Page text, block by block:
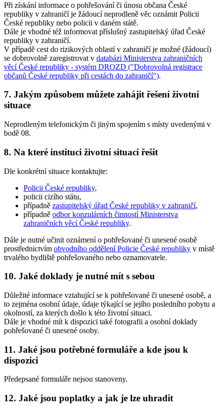
Při získání informace o pohřešování či únosu občana České
republiky v zahraničí je žádoucí neprodleně věc oznámit Policii
České republiky nebo policii v daném státě.
Dále je vhodné též informovat příslušný zastupitelský úřad České
republiky v zahraničí.
V případě cest do rizikových oblastí v zahraničí je možné (žádoucí)
se dobrovolně zaregistrovat v databázi Ministerstva zahraničních
věcí České republiky - systém DROZD ("Dobrovolná registrace
občanů České republiky při cestách do zahraničí").
7. Jakým způsobem můžete zahájit řešení životní
situace
Neprodleným telefonickým či jiným spojením s místy uvedenými v
bodě 08.
8. Na které instituci životní situaci řešit
Dle konkrétní situace kontaktujte:
Policii České republiky,
policii cizího státu,
případně zastupitelský úřad České republiky v zahraničí,
případně odbor konzulárních činností Ministerstva
zahraničních věcí České republiky.
Dále je nutné učinit oznámení o pohřešované či unesené osobě
prostřednictvím obvodního oddělení Policie České republiky v místě
trvalého bydliště pohřešovaného nebo oznamovatele.
10. Jaké doklady je nutné mít s sebou
Důležité informace vztahující se k pohřešované či unesené osobě, a
to zejména osobní údaje, údaje týkající se jejího posledního pobytu a
okolností, za kterých došlo k této životní situaci.
Dále je vhodné mít k dispozici také fotografii a osobní doklady
pohřešované či unesené osoby.
11. Jaké jsou potřebné formuláře a kde jsou k
dispozici
Předepsané formuláře nejsou stanoveny.
12. Jaké jsou poplatky a jak je lze uhradit